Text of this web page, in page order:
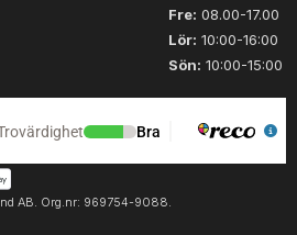
Fre: 08.00-17.00
Lör: 10:00-16:00
Sön: 10:00-15:00
AB. Org.nr: 969754-9088.